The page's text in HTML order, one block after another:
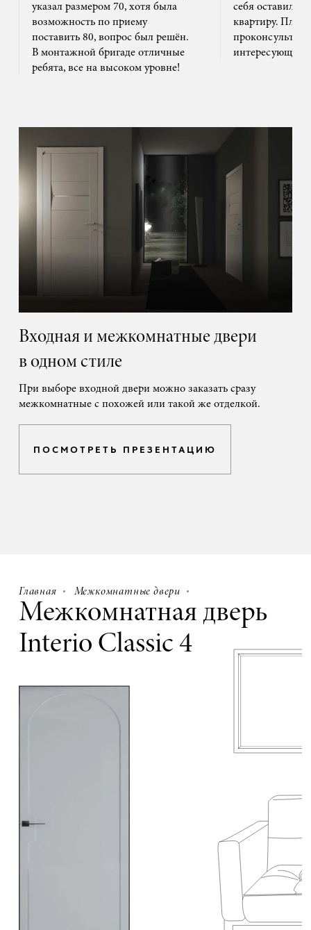
указал размером 70, хотя была
возможность по приему
поставить 80, вопрос был решён.
В монтажной бригаде отличные
ребята, все на высоком уровне!
себя оставил
квартиру. Плюс
интересующим
Входная и межкомнатные двери
в одном стиле
При выборе входной двери можно заказать сразу
межкомнатные с похожей или такой же отделкой.
ПОСМОТРЕТЬ ПРЕЗЕНТАЦИЮ
Главная Межкомнатные двери
Межкомнатная дверь
Interio Classic 4